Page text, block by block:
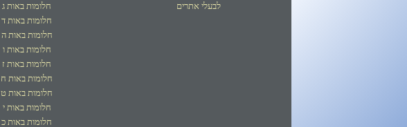
לבעלי אתרים
חלומות באות ג
חלומות באות ד
חלומות באות ה
חלומות באות ו
חלומות באות ז
חלומות באות ח
חלומות באות ט
חלומות באות י
חלומות באות כ